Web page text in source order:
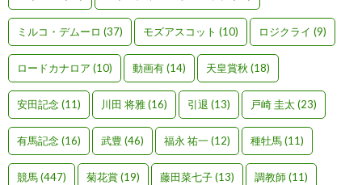
ミルコ・デムーロ (37) モズアスコット (10) ロジクライ (9)
ロードカナロア (10) 動画有(14) 天皇賞秋 (18)
安田記念(11) 川田 将雅(16) 引退 (13) 戸崎 圭太(23)
有馬記念(16) 武豊 (46) 福永 祐一(12) 種牡馬(11)
競馬(447) 菊花賞(19) 藤田菜七子(13) 調教師(11)